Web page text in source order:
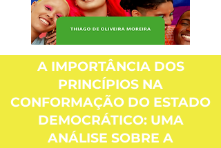
A IMPORTÂNCIA DOS
PRINCÍPIOS NA
CONFORMAÇÃO DO ESTADO
DEMOCRÁTICO: UMA
ANÁLISE SOBRE A